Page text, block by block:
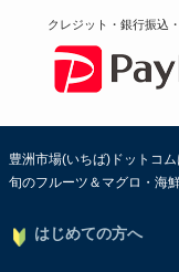
クレジット・銀行振込
豊洲市場(いちば)ドットコ
旬のフルーツ＆マグロ・海
はじめての方へ